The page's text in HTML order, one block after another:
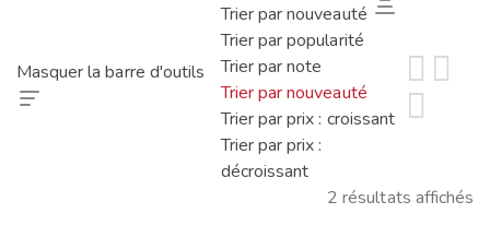
Masquer la barre d'outils
Trier par nouveauté
Trier par popularité
Trier par note
Trier par nouveauté
Trier par prix : croissant
Trier par prix :
décroissant
2 résultats affichés